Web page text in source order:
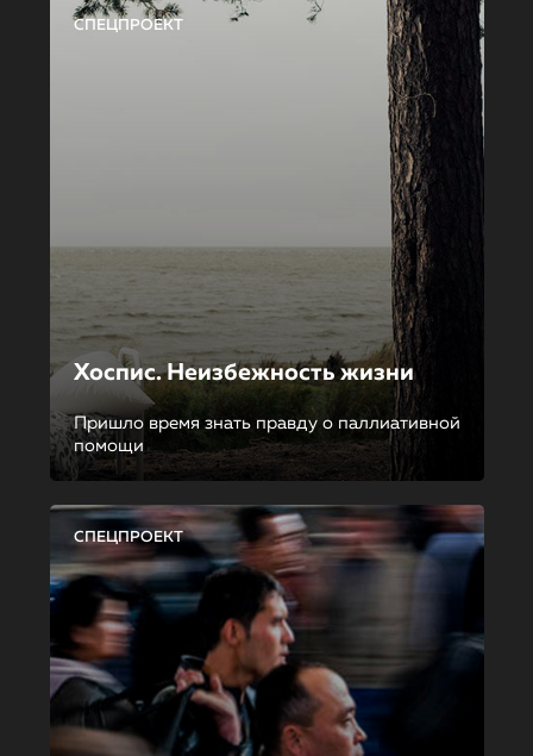
СПЕЦПРОЕКТ
Хоспис. Неизбежность жизни
Пришло время знать правду о паллиативной
помощи
СПЕЦПРОЕКТ